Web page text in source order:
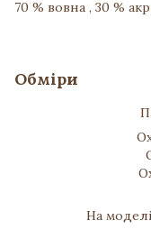
70 % вовна , 30 %
Обміри
На